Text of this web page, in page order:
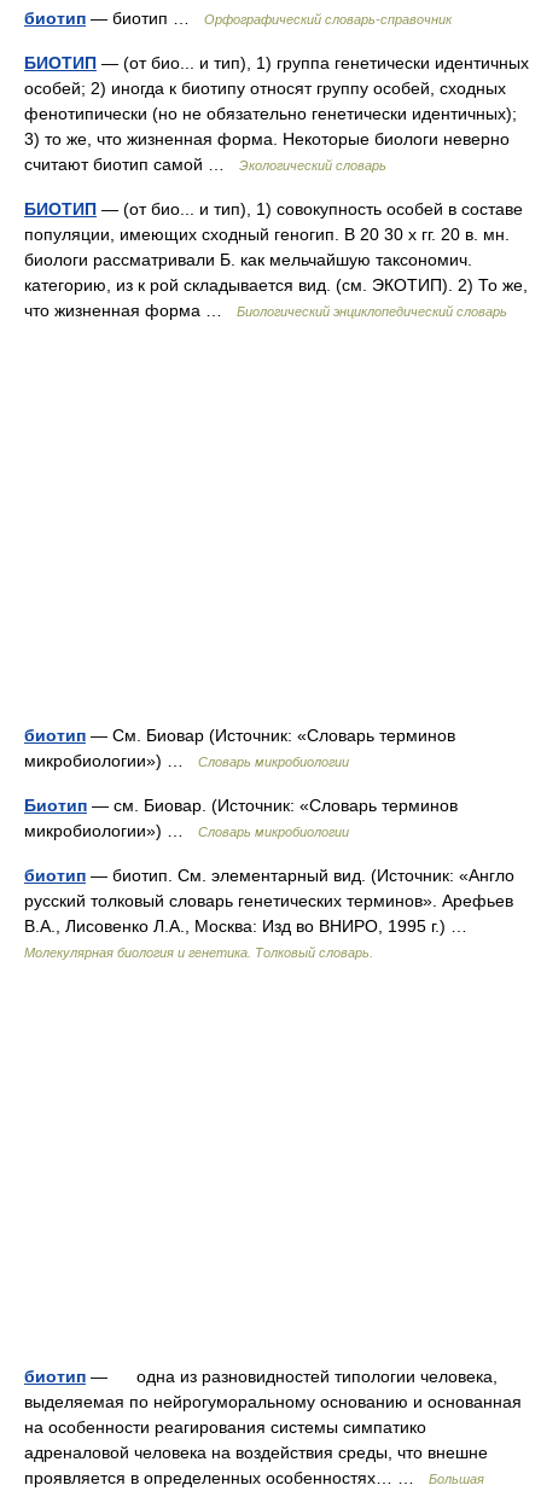
биотип — биотип … Орфографический словарь-справочник
БИОТИП — (от био... и тип), 1) группа генетически идентичных
особей; 2) иногда к биотипу относят группу особей, сходных
фенотипически (но не обязательно генетически идентичных);
3) то же, что жизненная форма. Некоторые биологи неверно
считают биотип самой …
Экологический словарь
БИОТИП — (от био... и тип), 1) совокупность особей в составе
популяции, имеющих сходный геногип. В 20 30 х гг. 20 в. мн.
биологи рассматривали Б. как мельчайшую таксономич.
категорию, из к рой складывается вид. (см. ЭКОТИП). 2) То же,
что жизненная форма …
Биологический энциклопедический словарь
биотип — См. Биовар (Источник: «Словарь терминов
микробиологии») …
Словарь микробиологии
Биотип — см. Биовар. (Источник: «Словарь терминов
микробиологии») …
Словарь микробиологии
биотип — биотип. См. элементарный вид. (Источник: «Англо
русский толковый словарь генетических терминов». Арефьев
В.А., Лисовенко Л.А., Москва: Изд во ВНИРО, 1995 г.) …
Молекулярная биология и генетика. Толковый словарь.
биотип — одна из разновидностей типологии человека,
выделяемая по нейрогуморальному основанию и основанная
на особенности реагирования системы симпатико
адреналовой человека на воздействия среды, что внешне
проявляется в определенных особенностях… …
Большая